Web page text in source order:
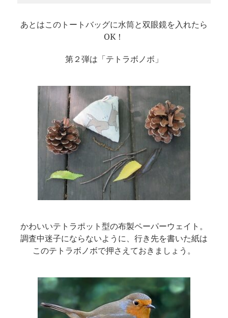
あとはこのトートバッグに水筒と双眼鏡を入れたら
OK！
第２弾は「テトラボノボ」
かわいいテトラポット型の布製ペーパーウェイト。
調査中迷子にならないように、行き先を書いた紙は
このテトラボノボで押さえておきましょう。